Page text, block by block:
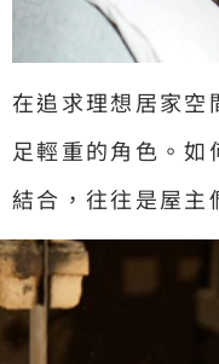
在追求理想居家空
足輕重的角色。如
結合，往往是屋